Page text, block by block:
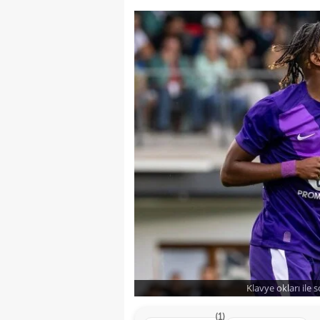
Klavye okları ile
(1)